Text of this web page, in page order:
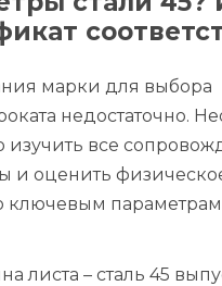
марки для выбора
недостаточно.
изучить все
и оценить
ключевым
листа – сталь 45